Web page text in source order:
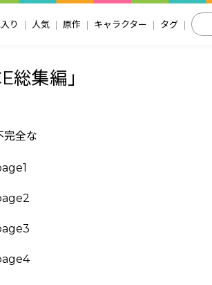
り 人気 原作 キャラクター タグ
集編」
完全な